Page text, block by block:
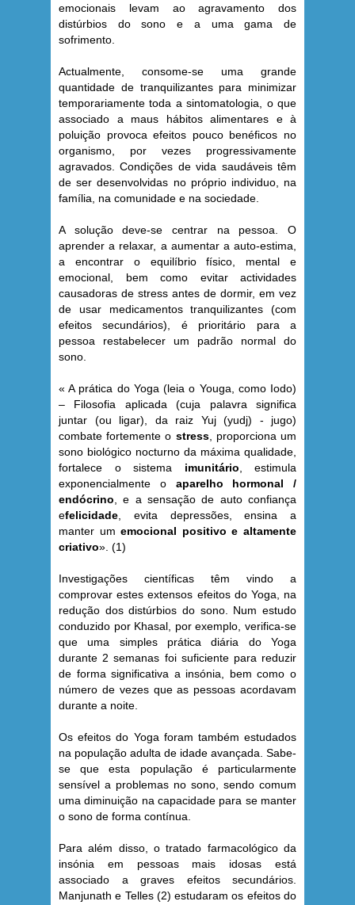
emocionais levam ao agravamento dos
distúrbios do sono e a uma gama de
sofrimento.
Actualmente, consome-se uma grande
quantidade de tranquilizantes para minimizar
temporariamente toda a sintomatologia, o que
associado a maus hábitos alimentares e à
poluição provoca efeitos pouco benéficos no
organismo, por vezes progressivamente
agravados. Condições de vida saudáveis têm
de ser desenvolvidas no próprio individuo, na
família, na comunidade e na sociedade.
A solução deve-se centrar na pessoa. O
aprender a relaxar, a aumentar a auto-estima,
a encontrar o equilíbrio físico, mental e
emocional, bem como evitar actividades
causadoras de stress antes de dormir, em vez
de usar medicamentos tranquilizantes (com
efeitos secundários), é prioritário para a
pessoa restabelecer um padrão normal do
sono.
« A prática do Yoga (leia o Youga, como Iodo)
– Filosofia aplicada (cuja palavra significa
juntar (ou ligar), da raiz Yuj (yudj) - jugo)
combate fortemente o stress, proporciona um
sono biológico nocturno da máxima qualidade,
fortalece o sistema imunitário , estimula
exponencialmente o aparelho hormonal /
endócrino , e a sensação de auto confiança
efelicidade , evita depressões, ensina a
manter umemocional positivo e altamente
criativo». (1)
Investigações científicas têm vindo a
comprovar estes extensos efeitos do Yoga, na
redução dos distúrbios do sono. Num estudo
conduzido por Khasal, por exemplo, verifica-se
que uma simples prática diária do Yoga
durante 2 semanas foi suficiente para reduzir
de forma significativa a insónia, bem como o
número de vezes que as pessoas acordavam
durante a noite.
Os efeitos do Yoga foram também estudados
na população adulta de idade avançada. Sabe-
se que esta população é particularmente
sensível a problemas no sono, sendo comum
uma diminuição na capacidade para se manter
o sono de forma contínua.
Para além disso, o tratado farmacológico da
insónia em pessoas mais idosas está
associado a graves efeitos secundários.
Manjunath e Telles (2) estudaram os efeitos do